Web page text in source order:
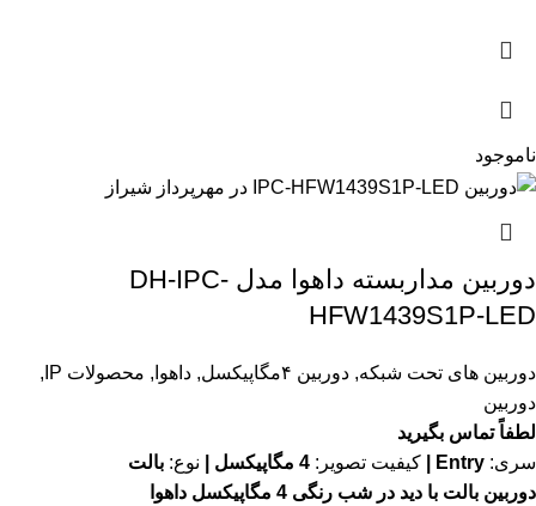
ناموجود
دوربین مداربسته داهوا مدل DH-IPC-
HFW1439S1P-LED
دوربین های تحت شبکه, دوربین ۴مگاپیکسل , داهوا , محصولات IP
,
دوربین
لطفاً تماس بگیرید
سری: Entry کیفیت تصویر: نوع: بالت
دوربین بالت با دید در شب رنگی 4 مگاپیکسل داهوا